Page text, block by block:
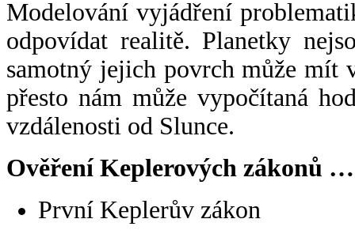
Modelování vyjádření
odpovídat realitě. Planetky
samotný jejich povrch může mít
přesto nám může vypočítaná
vzdálenosti od Slunce.
Ověření Keplerových zákonů …
První Keplerův zákon